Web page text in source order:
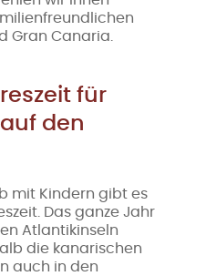
Gran Canaria.
für
den
mit Kindern gibt es
Das ganze Jahr
Atlantikinseln
die kanarischen
auch in den